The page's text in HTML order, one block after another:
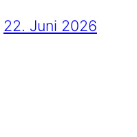
22. Juni 2026